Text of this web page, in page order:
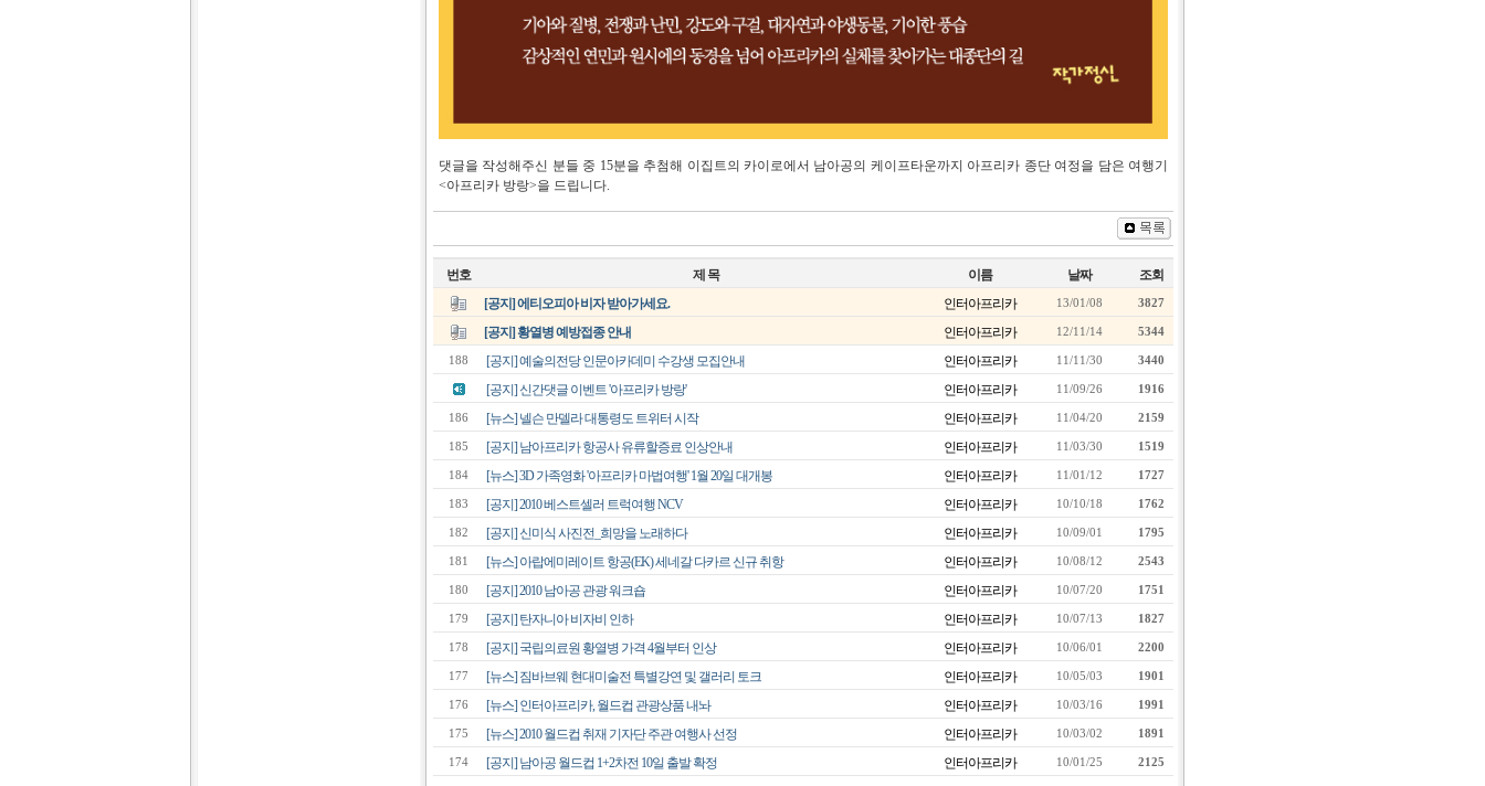
댓글을 작성해주신 분들 중 15분을 추첨해 이집트의 카이로에서 남아공의 케이프타운까지 아프리카 종단 여정을 담은 여행기
<아프리카 방랑>을 드립니다.
번호 제 목 이름 날짜
조회
[공지] 에티오피아 비자 받아가세요.
인터아프리카 13/01/08 3827
[공지] 황열병 예방접종 안내 인터아프리카 12/11/14 5344
188 [공지] 예술의전당 인문아카데미 수강생 모집안내 인터아프리카 11/11/30 3440
[공지] 신간댓글 이벤트 '아프리카 방랑' 인터아프리카 11/09/26 1916
186 [뉴스] 넬슨 만델라 대통령도 트위터 시작 인터아프리카 11/04/20 2159
185 [공지] 남아프리카 항공사 유류할증료 인상안내 인터아프리카 11/03/30 1519
184 [뉴스] 3D 가족영화 '아프리카 마법여행' 1월 20일 대개봉 인터아프리카 11/01/12 1727
183 [공지] 2010 베스트셀러 트럭여행 NCV 인터아프리카 10/10/18 1762
182 [공지] 신미식 사진전_희망을 노래하다 인터아프리카 10/09/01 1795
181 [뉴스] 아랍에미레이트 항공(EK) 세네갈 다카르 신규 취항 인터아프리카 10/08/12 2543
180 [공지] 2010 남아공 관광 워크숍 인터아프리카 10/07/20 1751
179 [공지] 탄자니아 비자비 인하 인터아프리카 10/07/13 1827
178 [공지] 국립의료원 황열병 가격 4월부터 인상 인터아프리카 10/06/01 2200
177 [뉴스] 짐바브웨 현대미술전 특별강연 및 갤러리 토크 인터아프리카 10/05/03 1901
176 [뉴스] 인터아프리카, 월드컵 관광상품 내놔 인터아프리카 10/03/16 1991
175 [뉴스] 2010 월드컵 취재 기자단 주관 여행사 선정 인터아프리카 10/03/02 1891
174 [공지] 남아공 월드컵 1+2차전 10일 출발 확정 인터아프리카 10/01/25 2125